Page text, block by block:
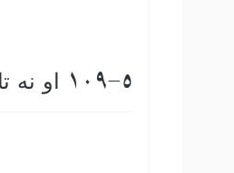
109-5 او نه تاسو عبادت كوونكي یئ د هغه ذات چې زه يې عبادت كوم